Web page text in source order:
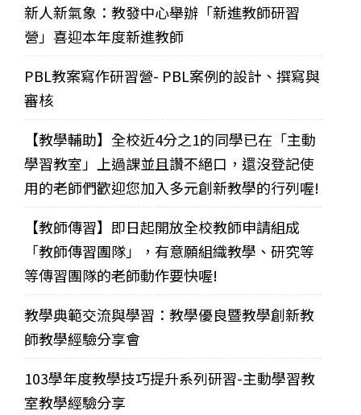
新人新氣象：教發中心舉辦「新進教師研習
營」喜迎本年度新進教師
PBL教案寫作研習營- PBL案例的設計、撰寫與
審核
【教學輔助】全校近4分之1的同學已在「主動
學習教室」上過課並且讚不絕口，還沒登記使
用的老師們歡迎您加入多元創新教學的行列喔!
【教師傳習】即日起開放全校教師申請組成
「教師傳習團隊」，有意願組織教學、研究等
等傳習團隊的老師動作要快喔!
教學典範交流與學習：教學優良暨教學創新教
師教學經驗分享會
103學年度教學技巧提升系列研習-主動學習教
室教學經驗分享